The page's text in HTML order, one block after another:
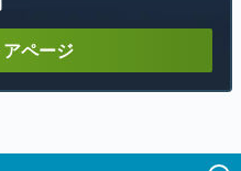
「ローリング」で女の子と会